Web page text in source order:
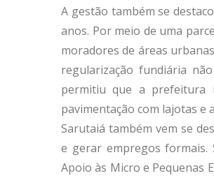
A gestão também se
anos. Por meio de uma
moradores de áreas
regularização fundiária
permitiu que a prefeitura
pavimentação com lajotas e
Sarutaiá também vem se
e gerar empregos formais.
Apoio às Micro e Pequenas